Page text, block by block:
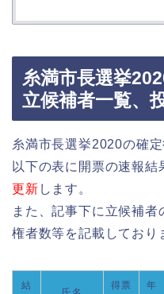
糸満市長選挙
立候補者一覧、
糸満市長選挙2020の確
以下の表に開票の速報結
更新 します。
また、記事下に立候補
権者数等を記載しており
結 得票 年